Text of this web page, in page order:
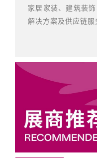
家居家装、建筑装
解决方案及供应链服